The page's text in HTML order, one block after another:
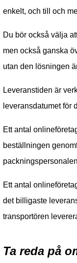
enkelt, och till och
Du bör också välja
men också ganska
utan den lösningen
Leveranstiden är
leveransdatumet för
Ett antal
beställningen
Ett antal
det billigaste
transportören
Ta reda på